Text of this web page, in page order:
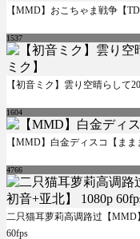
【MMD】おこちゃま戦争【
1537
【初音ミク】雲り空晴らして
1604
【MMD】白金ディスコ【まま
4766
二只猫耳萝莉高调路过【MMD
60fps